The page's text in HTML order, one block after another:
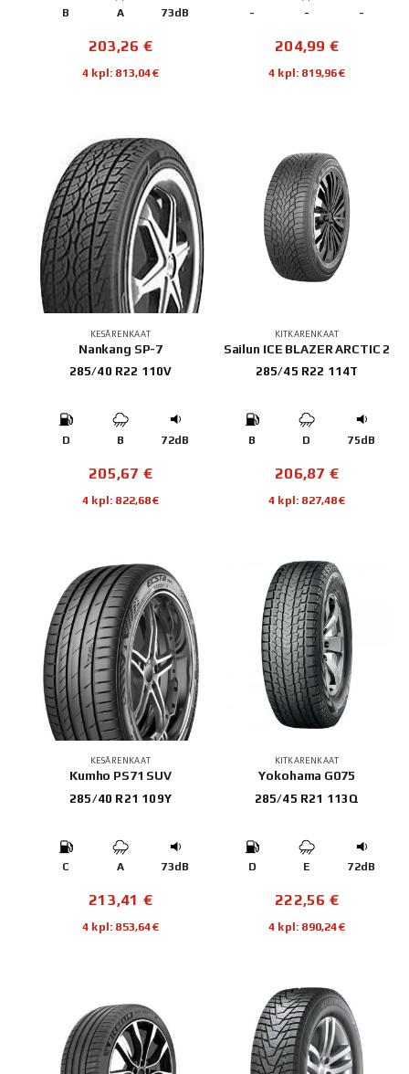
B A 73dB
203,26 €
4 kpl: 813,04€
- - -
204,99 €
4 kpl: 819,96€
KESÄRENKAAT
Nankang SP-7
285/40 R22 110V
D B 72dB
205,67 €
4 kpl: 822,68€
KITKARENKAAT
Sailun ICE BLAZER ARCTIC 2
285/45 R22 114T
B D 75dB
206,87 €
4 kpl: 827,48€
KESÄRENKAAT
Kumho PS71 SUV
285/40 R21 109Y
C A 73dB
213,41 €
4 kpl: 853,64€
KITKARENKAAT
Yokohama G075
285/45 R21 113Q
D E 72dB
222,56 €
4 kpl: 890,24€